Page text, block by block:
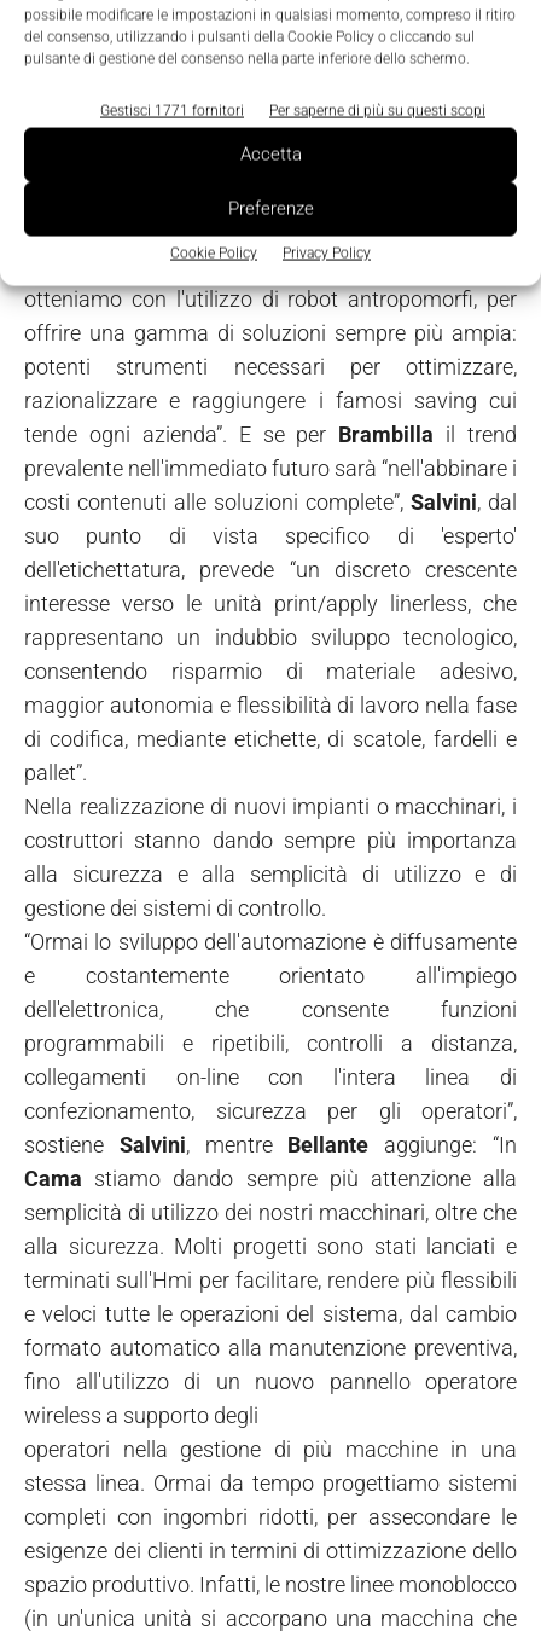
possibile modificare le impostazioni in qualsiasi momento, compreso il ritiro
del consenso, utilizzando i pulsanti della Cookie Policy o cliccando sul
pulsante di gestione del consenso nella parte inferiore dello schermo.
Gestisci 1771 fornitori Per saperne di più su questi scopi
Accetta
Preferenze
Cookie Policy Privacy Policy
di fine linea. “Nell'industria alimentare il successo
dipende dalla qualità dei prodotti e dalla loro
involucro l'imballaggio si è trasformato in elemento
essenziale con funzioni informative, di marketing e
di promozione, senza contare gli aspetti legati alla
logistica e alla distribuzione. Ai nostri impianti sono
quindi richieste flessibilità e versatilità, che
otteniamo con l'utilizzo di robot antropomorfi, per
offrire una gamma di soluzioni sempre più ampia:
potenti strumenti necessari per ottimizzare,
razionalizzare e raggiungere i famosi saving cui
tende ogni azienda”. E se per Brambilla il trend
prevalente nell'immediato futuro sarà “nell'abbinare i
costi contenuti alle soluzioni complete”, Salvini, dal
suo punto di vista specifico di 'esperto'
dell'etichettatura, prevede “un discreto crescente
interesse verso le unità print/apply linerless, che
rappresentano un indubbio sviluppo tecnologico,
consentendo risparmio di materiale adesivo,
maggior autonomia e flessibilità di lavoro nella fase
di codifica, mediante etichette, di scatole, fardelli e
pallet”.
Nella realizzazione di nuovi impianti o macchinari, i
costruttori stanno dando sempre più importanza
alla sicurezza e alla semplicità di utilizzo e di
gestione dei sistemi di controllo.
“Ormai lo sviluppo dell'automazione è diffusamente
e costantemente orientato all'impiego
dell'elettronica, che consente funzioni
programmabili e ripetibili, controlli a distanza,
collegamenti on-line con l'intera linea di
confezionamento, sicurezza per gli operatori”,
sostiene Salvini, mentre Bellante aggiunge: “In
Cama stiamo dando sempre più attenzione alla
semplicità di utilizzo dei nostri macchinari, oltre che
alla sicurezza. Molti progetti sono stati lanciati e
terminati sull'Hmi per facilitare, rendere più flessibili
e veloci tutte le operazioni del sistema, dal cambio
formato automatico alla manutenzione preventiva,
fino all'utilizzo di un nuovo pannello operatore
wireless a supporto degli
operatori nella gestione di più macchine in una
stessa linea. Ormai da tempo progettiamo sistemi
completi con ingombri ridotti, per assecondare le
esigenze dei clienti in termini di ottimizzazione dello
spazio produttivo. Infatti, le nostre linee monoblocco
(in un'unica unità si accorpano una macchina che